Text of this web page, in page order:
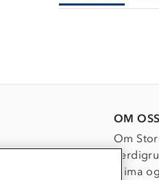
OM OSS
Om
Klima